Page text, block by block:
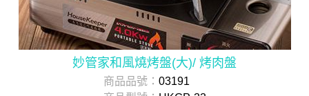
妙管家和風燒烤盤(大)/ 烤肉盤
商品品號： 03191